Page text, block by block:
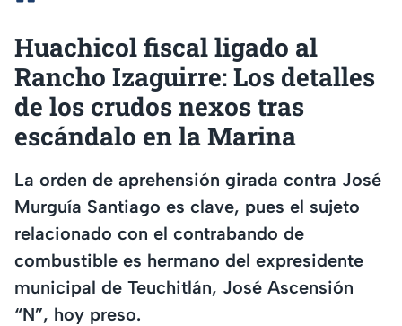
Huachicol fiscal ligado al
Rancho Izaguirre: Los detalles
de los crudos nexos tras
escándalo en la Marina
La orden de aprehensión girada contra José
Murguía Santiago es clave, pues el sujeto
relacionado con el contrabando de
combustible es hermano del expresidente
municipal de Teuchitlán, José Ascensión
“N”, hoy preso.